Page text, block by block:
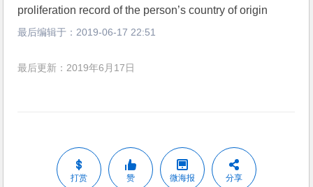
proliferation record of the person’s country of origin
最后编辑于： 2019-06-17 22:51
最后更新：2019年6月17日
打赏 赞 微海报 分享